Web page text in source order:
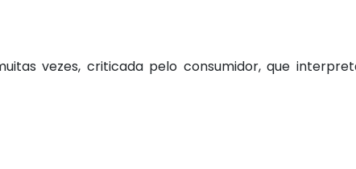
vezes, criticada pelo consumidor, que